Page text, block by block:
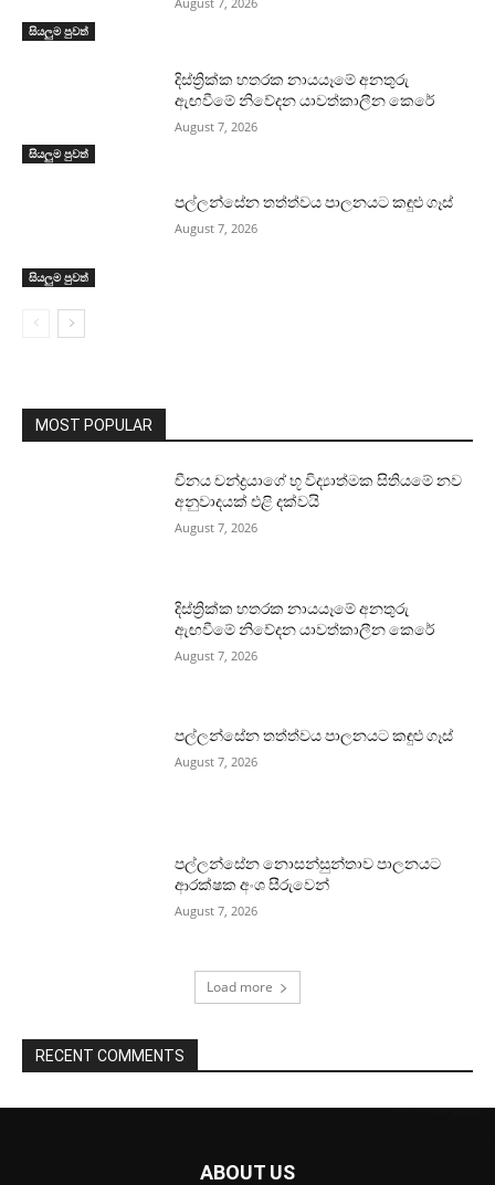
සියලුම පුවත්
සියලුම පුවත්
දිස්ත්‍රික්ක හතරක නායයෑමේ අනතුරු
ඇඟවීමේ නිවේදන යාවත්කාලීන කෙරේ
August 7, 2026
සියලුම පුවත්
පල්ලන්සේන තත්ත්වය පාලනයට කඳුළු ගෑස්
August 7, 2026
MOST POPULAR
චීනය චන්ද්‍රයාගේ භූ විද්‍යාත්මක සිතියමේ නව
අනුවාදයක් එළි දක්වයි
August 7, 2026
දිස්ත්‍රික්ක හතරක නායයෑමේ අනතුරු
ඇඟවීමේ නිවේදන යාවත්කාලීන කෙරේ
August 7, 2026
පල්ලන්සේන තත්ත්වය පාලනයට කඳුළු ගෑස්
August 7, 2026
පල්ලන්සේන නොසන්සුන්තාව පාලනයට
ආරක්ෂක අංශ සීරුවෙන්
August 7, 2026
Load more
RECENT COMMENTS
ABOUT US